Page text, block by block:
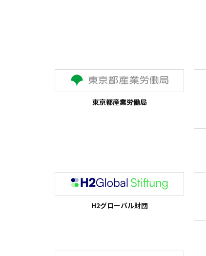
東京都産業労働局
H2グローバル財団